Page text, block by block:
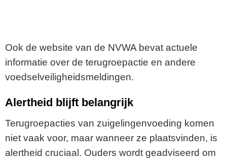
Ook de website van de NVWA bevat actuele
informatie over de terugroepactie en andere
voedselveiligheidsmeldingen.
Alertheid blijft belangrijk
Terugroepacties van zuigelingenvoeding komen
niet vaak voor, maar wanneer ze plaatsvinden, is
alertheid cruciaal. Ouders wordt geadviseerd om